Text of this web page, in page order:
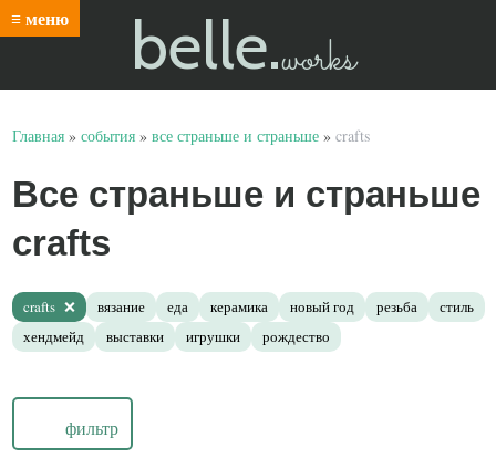
≡ меню belle.works
Главная » события » все страньше и страньше » crafts
Все страньше и страньше
crafts
crafts вязание еда керамика новый год резьба
стиль
хендмейд
выставки игрушки рождество
фильтр